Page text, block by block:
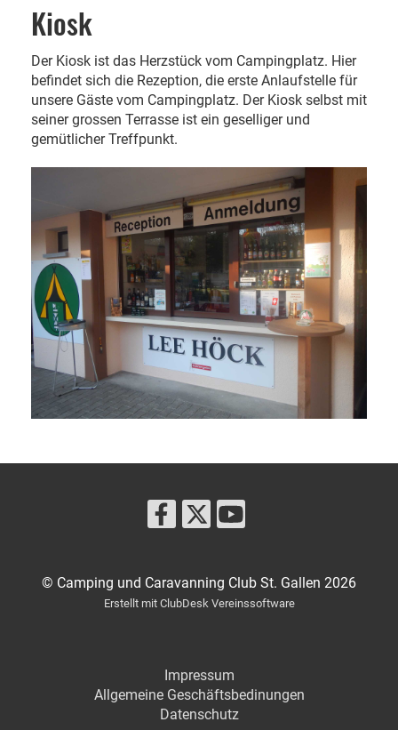
Kiosk
Der Kiosk ist das Herzstück vom Campingplatz. Hier
befindet sich die Rezeption, die erste Anlaufstelle für
unsere Gäste vom Campingplatz. Der Kiosk selbst mit
seiner grossen Terrasse ist ein geselliger und
gemütlicher Treffpunkt.
© Camping und Caravanning Club St. Gallen 2026
Erstellt mit ClubDesk Vereinssoftware
Impressum
Allgemeine Geschäftsbedinungen
Datenschutz